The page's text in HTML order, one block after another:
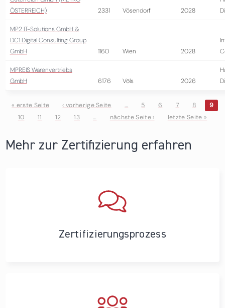
ÖSTERREICH)
2331 Vösendorf 2028
MP2 IT-Solutions GmbH &
DC1 Digital Consulting Group
GmbH
1160 Wien 2028
MPREIS Warenvertriebs
GmbH
6176 Völs 2026
Seiten
« erste Seite ‹ vorherige Seite … 5 6 7 8
9
10
11 12 13 … nächste Seite › letzte Seite »
Mehr zur Zertifizierung erfahren
Zertifizierungs­prozess